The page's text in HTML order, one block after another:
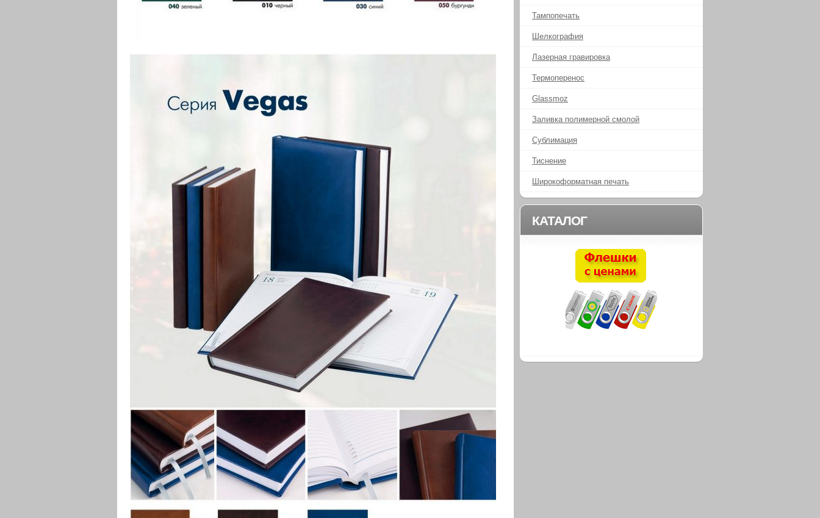
Тампопечать
Шелкография
Лазерная гравировка
Термоперенос
Glassmoz
Заливка полимерной смолой
Сублимация
Тиснение
Широкоформатная печать
КАТАЛОГ